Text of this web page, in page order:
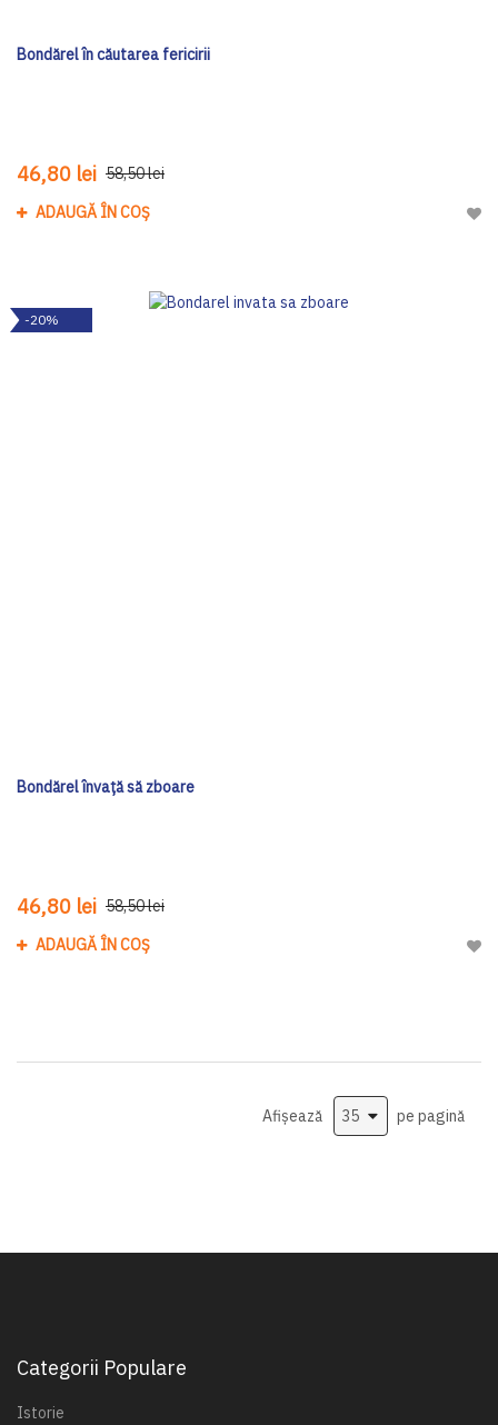
Bondărel în căutarea fericirii
46,80 lei 58,50 lei
ADAUGĂ ÎN COȘ
-20%
Bondărel învață să zboare
46,80 lei 58,50 lei
ADAUGĂ ÎN COȘ
Afișează pe pagină
Categorii Populare
Istorie